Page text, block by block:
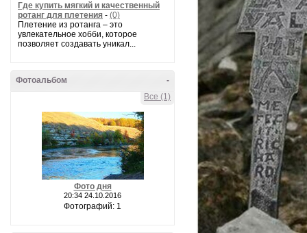
Где купить мягкий и качественный
ротанг для плетения - (0)
Плетение из ротанга – это
увлекательное хобби, которое
позволяет создавать уникал...
-
Фотоальбом
Все (1)
Фото дня
20:34 24.10.2016
Фотографий: 1